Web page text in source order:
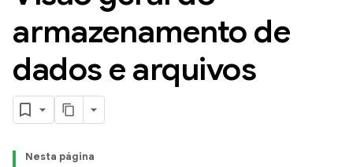
armazenamento de
dados e arquivos
Nesta página